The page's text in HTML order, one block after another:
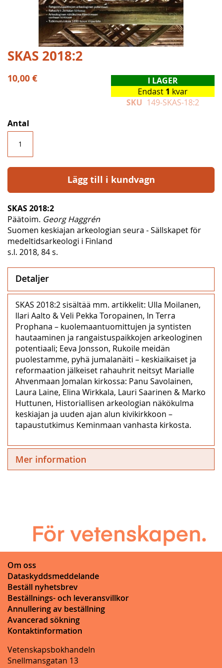
Hoppa
till
början
av
SKAS 2018:2
10,00 €
I LAGER
Endast 1 kvar
SKU 149-SKAS-18:2
Antal
Lägg till i kundvagn
SKAS 2018:2
Päätoim. Georg Haggrén
Suomen keskiajan arkeologian seura - Sällskapet för
medeltidsarkeologi i Finland
s.l. 2018, 84 s.
Detaljer
SKAS 2018:2 sisältää mm. artikkelit: Ulla Moilanen,
llari Aalto & Veli Pekka Toropainen, In Terra
Prophana – kuolemaantuomittujen ja syntisten
hautaaminen ja rangaistuspaikkojen arkeologinen
potentiaali; Eeva Jonsson, Rukoile meidän
puolestamme, pyhä jumalanäiti – keskiaikaiset ja
reformaation jälkeiset rahauhrit neitsyt Marialle
Ahvenmaan Jomalan kirkossa: Panu Savolainen,
Laura Laine, Elina Wirkkala, Lauri Saarinen & Marko
Huttunen, Historiallisen arkeologian näkökulma
keskiajan ja uuden ajan alun kivikirkkoon –
tapaustutkimus Keminmaan vanhasta kirkosta.
Mer information
Om oss
Dataskyddsmeddelande
Beställ nyhetsbrev
Beställnings- och leveransvillkor
Annullering av beställning
Avancerad sökning
Kontaktinformation
Vetenskapsbokhandeln
Snellmansgatan 13